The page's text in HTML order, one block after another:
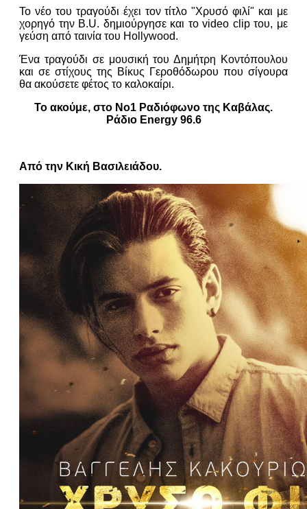
Το νέο του τραγούδι έχει τον τίτλο "Χρυσό φιλί" και με
χορηγό την B.U. δημιούργησε και το video clip του, με
γεύση από ταινία του Hollywood.
Ένα τραγούδι σε μουσική του Δημήτρη Κοντόπουλου
και σε στίχους της Βίκυς Γεροθόδωρου που σίγουρα
θα ακούσετε φέτος το καλοκαίρι.
Το ακούμε, στο Νο1 Ραδιόφωνο της Καβάλας.
Ράδιο Energy 96.6
Από την Κική Βασιλειάδου.